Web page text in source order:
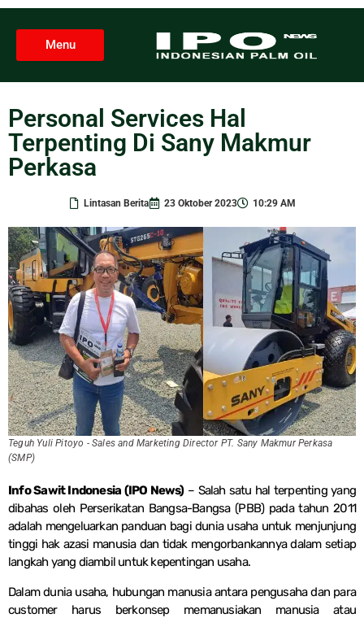
Menu
Personal Services Hal
Terpenting Di Sany Makmur
Perkasa
Lintasan Berita 23 Oktober 2023 10:29 AM
Teguh Yuli Pitoyo - Sales and Marketing Director PT. Sany Makmur Perkasa
(SMP)
Info Sawit Indonesia (IPO News)– Salah satu hal terpenting yang
dibahas oleh Perserikatan Bangsa-Bangsa (PBB) pada tahun 2011
adalah mengeluarkan panduan bagi dunia usaha untuk menjunjung
tinggi hak azasi manusia dan tidak mengorbankannya dalam setiap
langkah yang diambil untuk kepentingan usaha.
Dalam dunia usaha, hubungan manusia antara pengusaha dan para
customer harus berkonsep memanusiakan manusia atau